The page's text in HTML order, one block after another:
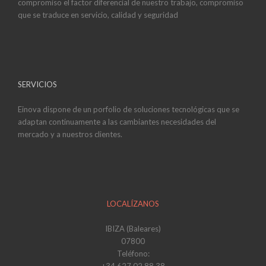
compromiso el factor diferencial de nuestro trabajo, compromiso
que se traduce en servicio, calidad y seguridad
SERVICIOS
Einova dispone de un porfolio de soluciones tecnológicas que se
adaptan continuamente a las cambiantes necesidades del
mercado y a nuestros clientes.
LOCALÍZANOS
IBIZA (Baleares)
07800
Teléfono: